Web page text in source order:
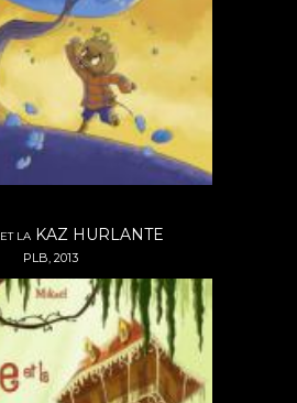
ET LA KAZ HURLANTE
PLB, 2013